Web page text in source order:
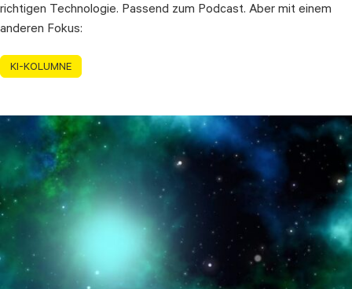
richtigen Technologie. Passend zum Podcast. Aber mit einem
anderen Fokus:
KI-KOLUMNE